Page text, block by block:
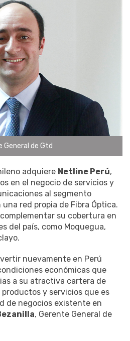
General de Gtd
adquiere Netline Perú,
en el negocio de servicios y
al segmento
red propia de Fibra Óptica.
su cobertura en
del país, como Moquegua,
nuevamente en Perú
económicas que
a su atractiva cartera de
y servicios que es
de negocios existente en
, Gerente General de